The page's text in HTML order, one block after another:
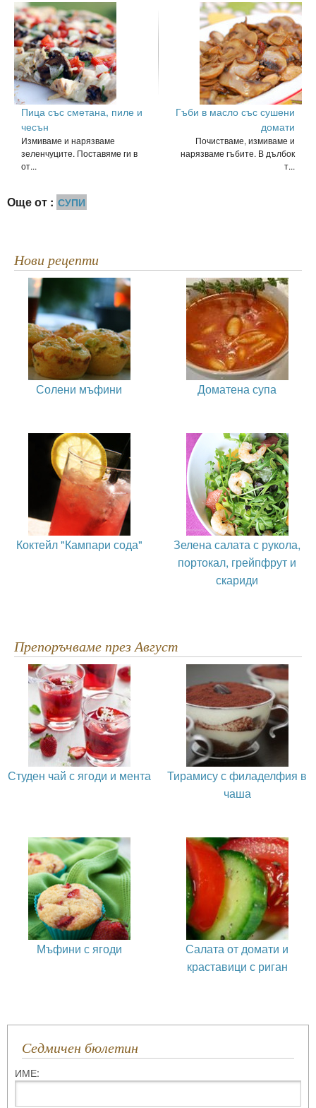
Пица със сметана, пиле и
чесън
Измиваме и нарязваме
зеленчуците. Поставяме ги в
от...
Гъби в масло със сушени
домати
Почистваме, измиваме и
нарязваме гъбите. В дълбок
т...
Още от : СУПИ
Нови рецепти
Солени мъфини Доматена супа
Коктейл "Кампари сода"
Зелена салата с рукола,
портокал, грейпфрут и
скариди
Препоръчваме през Август
Студен чай с ягоди и мента
Тирамису с филаделфия в
чаша
Мъфини с ягоди
Салата от домати и
краставици с риган
Седмичен бюлетин
ИМЕ: